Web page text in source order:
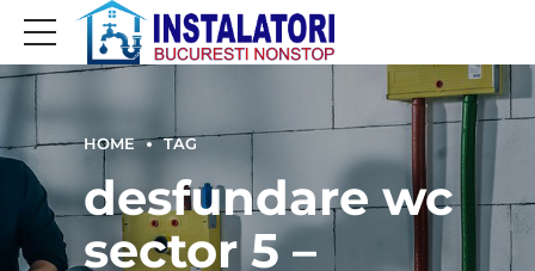
HOME TAG
desfundare wc
sector 5 –